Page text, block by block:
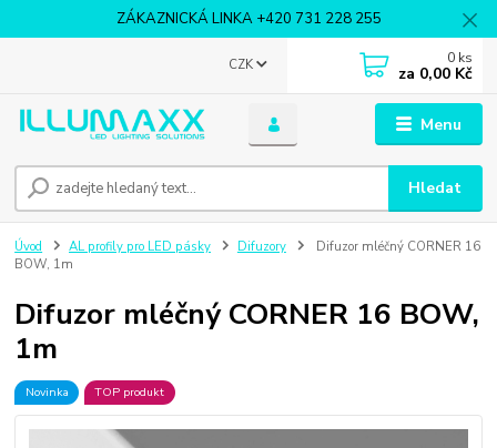
ZÁKAZNICKÁ LINKA +420 731 228 255
Menu
CZK
Hledat
0 ks
za 0,00 Kč
Úvod AL profily pro LED pásky Difuzory
Difuzor mléčný CORNER 16
BOW, 1m
Difuzor mléčný CORNER 16 BOW,
1m
Novinka TOP produkt